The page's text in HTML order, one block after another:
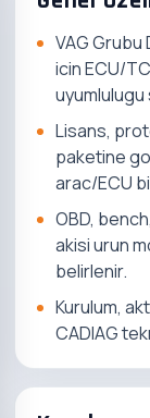
VAG Grubu
icin ECU/
Lisans,
paketine
arac/ECU
OBD,
akisi urun
belirlenir.
Kurulum,
CADIAG